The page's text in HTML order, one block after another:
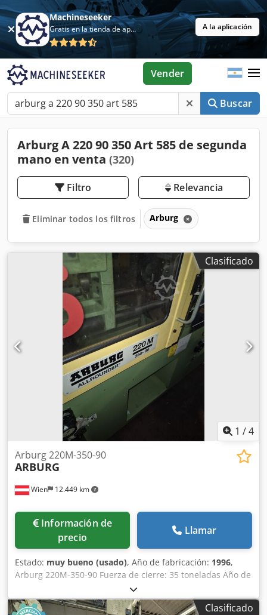
Machineseeker
Gratis en la tienda de aplicaciones A la aplicación
Buscar
Vender
Arburg A 220 90 350 Art 585 de segunda
mano en venta (320)
Filtro Relevancia
Eliminar todos los filtros Arburg
Clasificado
1 /4
Wien 12.449 km
Arburg 220M-350-90
ARBURG
Información de
precio
Llamar
Estado: muy bueno (usado), Año de fabricación: 1996,
Arburg 220M-350-90 Fuerza de cierre: 35 toneladas Año de
fabricación: 1996 Husillo: 20 mm Dodpex Nwi Ijfx Akreck
Distancia entre columnas: 22x22
Clasificado